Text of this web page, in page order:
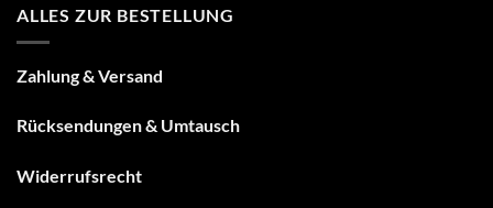
ALLES ZUR BESTELLUNG
Zahlung & Versand
Rücksendungen & Umtausch
Widerrufsrecht